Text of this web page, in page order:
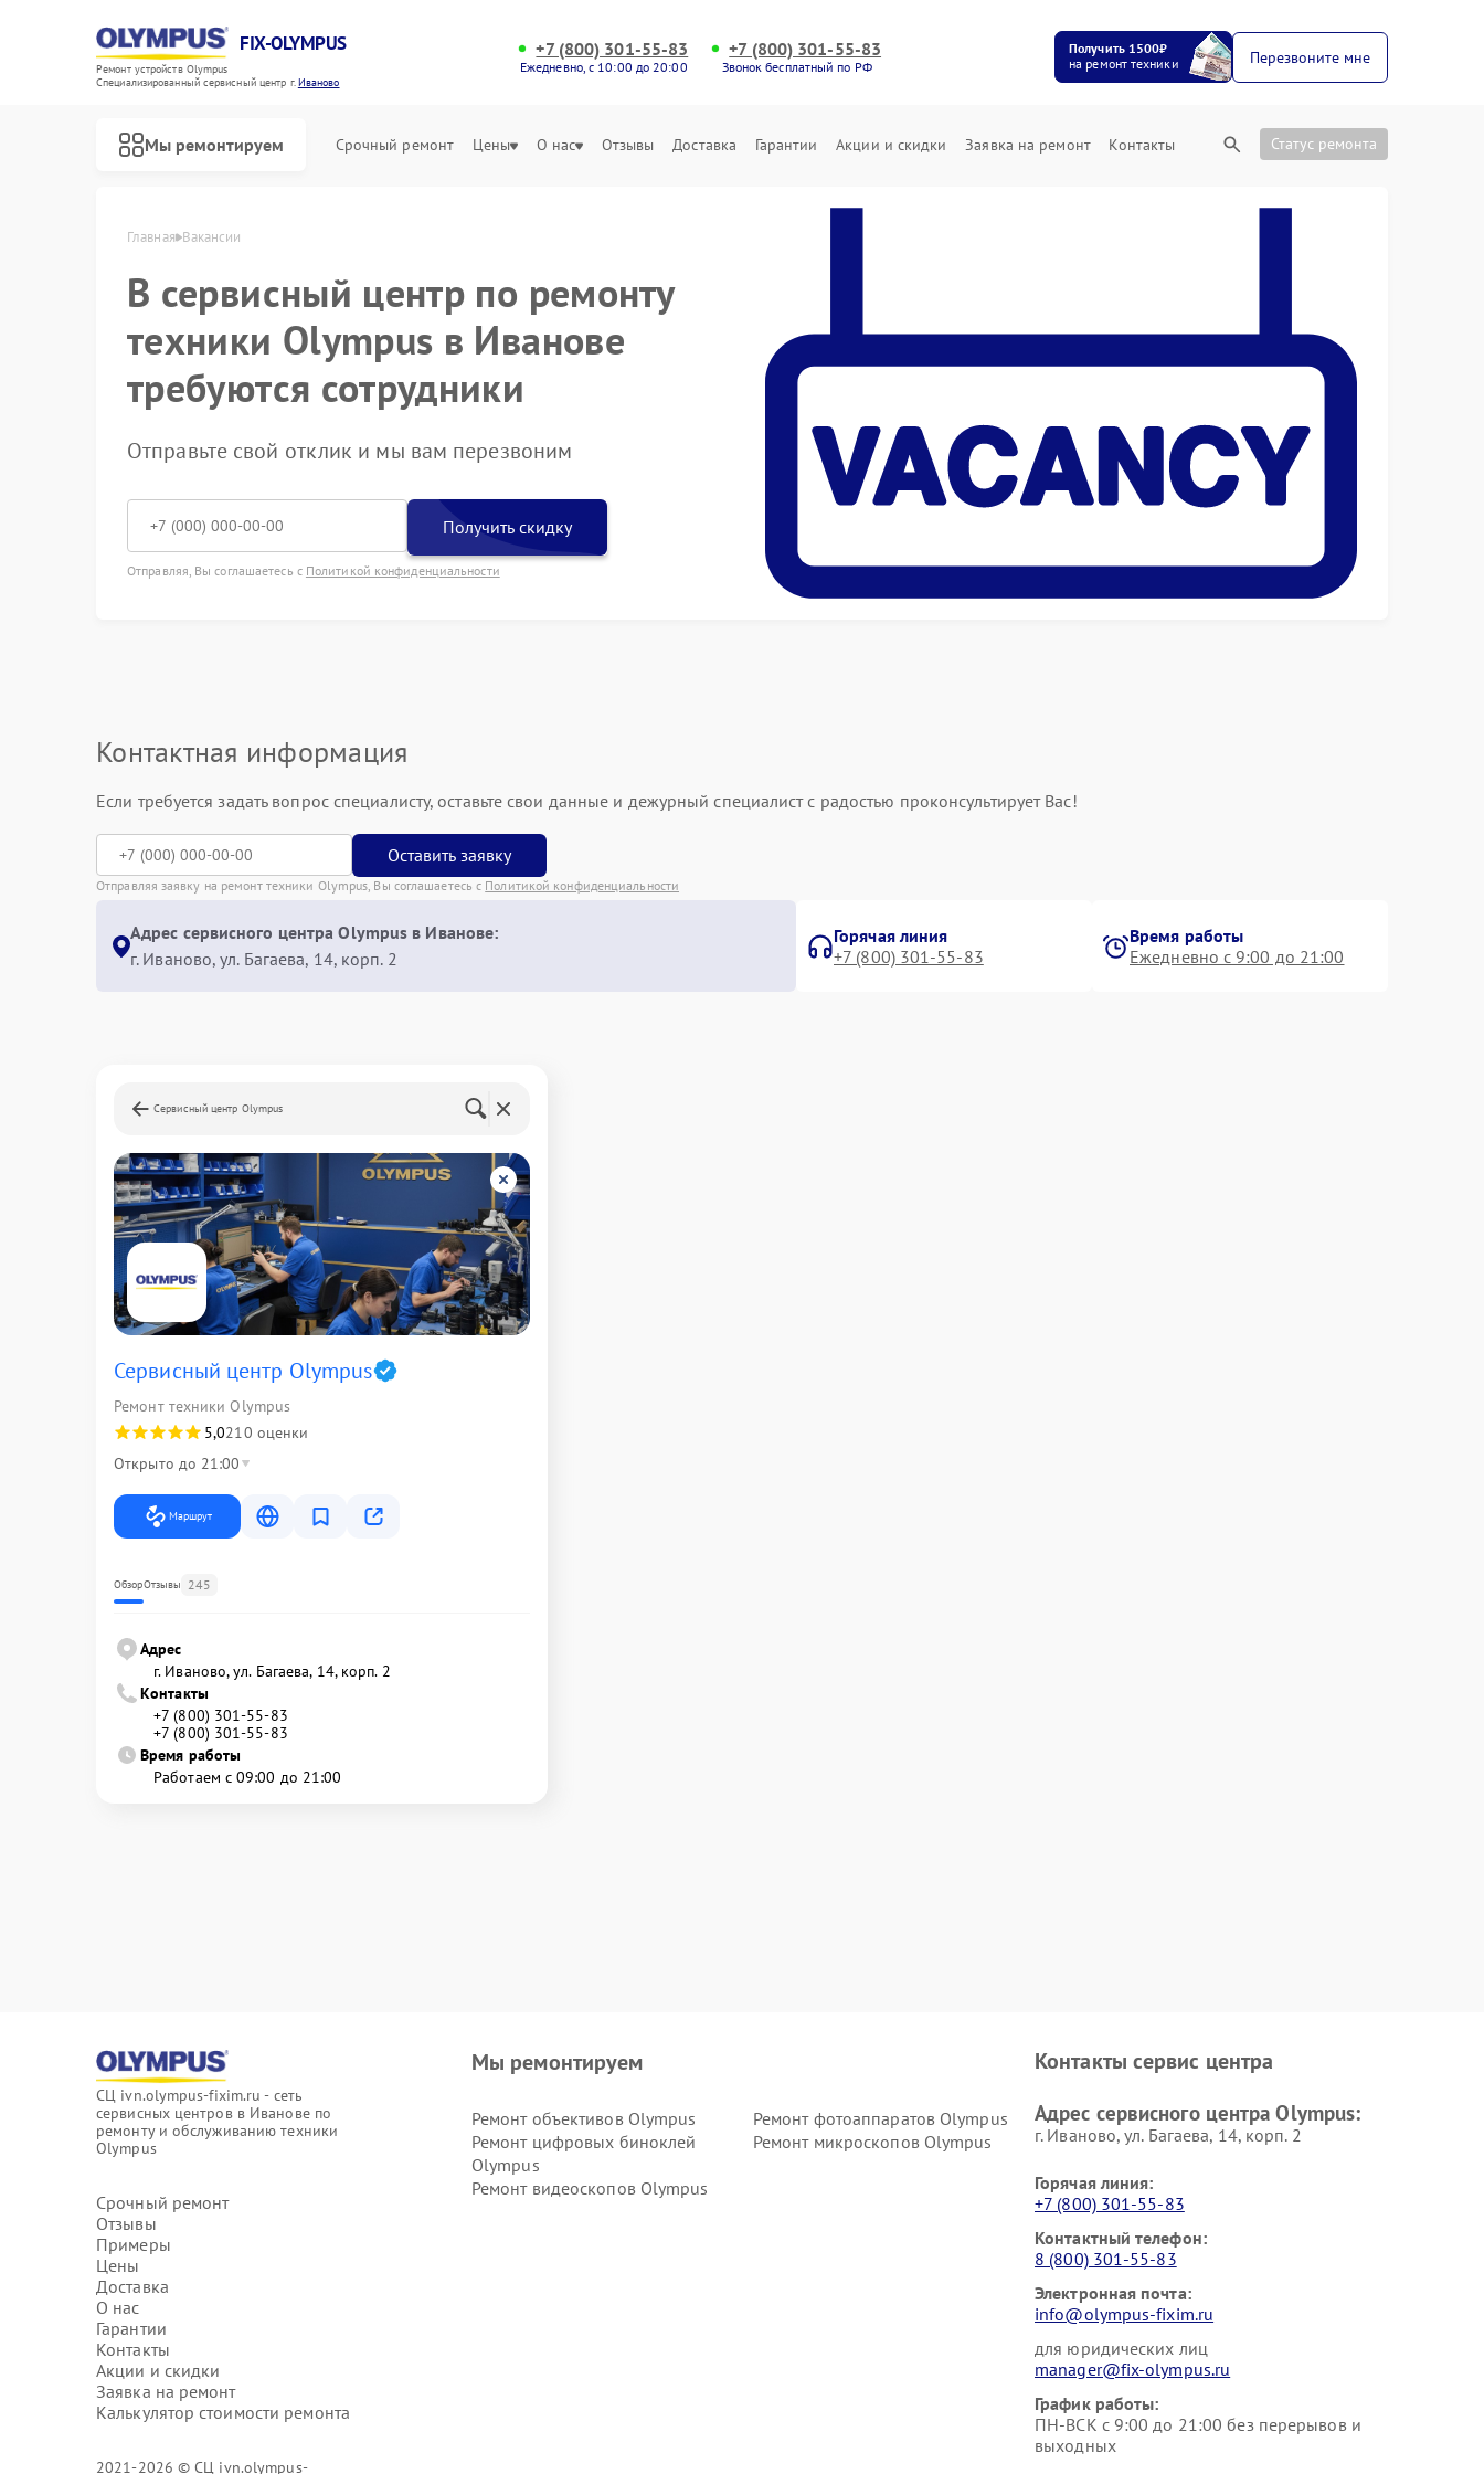
FIX-OLYMPUS
Ремонт устройств Olympus
Специализированный cервисный центр г.Иваново
+7 (800) 301-55-83
Ежедневно, с 10:00 до 20:00
+7 (800) 301-55-83
Звонок бесплатный по РФ
Получить 1500₽
на ремонт техники
Перезвоните мне
Мы ремонтируем Срочный ремонт Цены О нас Отзывы Доставка Гарантии Акции и скидки Заявка на ремонт Контакты Статус ремонта
Главная Вакансии
В сервисный центр по ремонту
техники Olympus в Иванове
требуются сотрудники
Отправьте свой отклик и мы вам перезвоним
Получить скидку
Отправляя, Вы соглашаетесь с Политикой конфиденциальности
Контактная информация
Если требуется задать вопрос специалисту, оставьте свои данные и дежурный специалист с радостью проконсультирует Вас!
Оставить заявку
Отправляя заявку на ремонт техники Olympus, Вы соглашаетесь с Политикой конфиденциальности
Адрес сервисного центра Olympus в Иванове:
г. Иваново, ул. Багаева, 14, корп. 2
Горячая линия
+7 (800) 301-55-83
Время работы
Ежедневно с 9:00 до 21:00
Сервисный центр Olympus
Сервисный центр Olympus
Ремонт техники Olympus
5,0210 оценки
Открыто до 21:00
Маршрут
ОбзорОтзывы 245
Адрес
г. Иваново, ул. Багаева, 14, корп. 2
Контакты
+7 (800) 301-55-83
+7 (800) 301-55-83
Время работы
Работаем с 09:00 до 21:00
СЦ ivn.olympus-fixim.ru - сеть
сервисных центров в Иванове по
ремонту и обслуживанию техники
Olympus
Срочный ремонт
Отзывы
Примеры
Цены
Доставка
О нас
Гарантии
Контакты
Акции и скидки
Заявка на ремонт
Калькулятор стоимости ремонта
2021-2026 © СЦ ivn.olympus-
Мы ремонтируем
Ремонт объективов Olympus
Ремонт фотоаппаратов Olympus
Ремонт цифровых биноклей
Olympus
Ремонт микроскопов Olympus
Ремонт видеоскопов Olympus
Контакты сервис центра
Адрес сервисного центра Olympus:
г. Иваново, ул. Багаева, 14, корп. 2
Горячая линия:
+7 (800) 301-55-83
Контактный телефон:
8 (800) 301-55-83
Электронная почта:
info@olympus-fixim.ru
для юридических лиц
manager@fix-olympus.ru
График работы:
ПН-ВСК с 9:00 до 21:00 без перерывов и
выходных